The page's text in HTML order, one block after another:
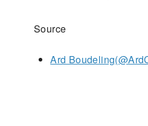
Source
Ard